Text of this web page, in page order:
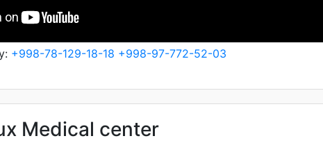
+998-78-129-18-18 +998-97-772-52-03
Medical center